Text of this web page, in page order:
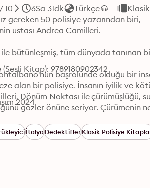
10 6Sa 31dk Türkçe
gereken 50 polisiye yazarından biri,
ustası Andrea Camilleri.
bütünleşmiş, tüm dünyada tanınan
başrolünde olduğu bir
alan bir polisiye. İnsanın iyilik ve
Dönüm Noktası ile çürümüşlüğü,
gözler önüne seriyor. Çürümenin
gerçek olaylardan esinlenen bir
Kitap): 9789180902342
2024
İtalyaDedektiflerKlasik Polisiye